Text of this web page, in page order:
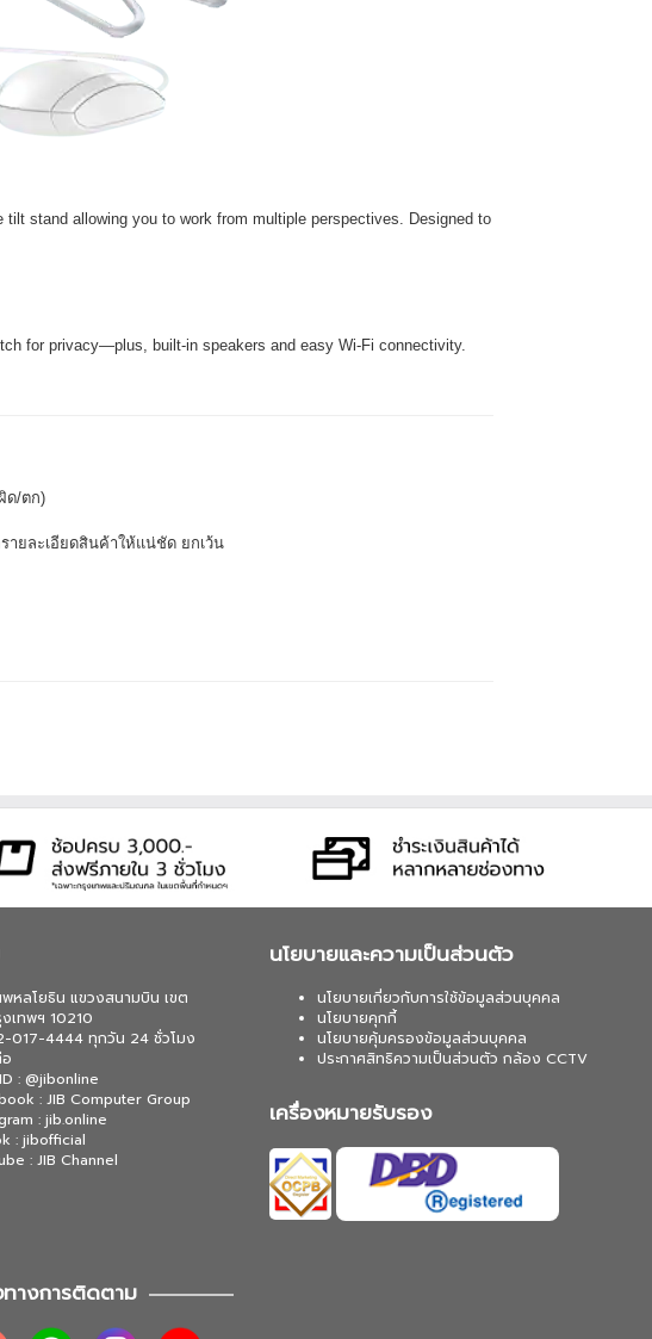
stand allowing you to work from multiple perspectives. Designed to
for privacy—plus, built-in speakers and easy Wi-Fi connectivity.
ด/ตก)
ยละเอียดสินค้าให้แน่ชัด ยกเว้น
หลโยธิน แขวงสนามบิน เขต
เทพฯ 10210
017-4444 ทุกวัน 24 ชั่วโมง
: @jibonline
: JIB Computer Group
: jib.online
: jibofficial
: JIB Channel
นโยบายและความเป็นส่วนตัว
นโยบายเกี่ยวกับการใช้ข้อมูลส่วนบุคคล
นโยบายคุกกี้
นโยบายคุ้มครองข้อมูลส่วนบุคคล
ประกาศสิทธิความเป็นส่วนตัว กล้อง CCTV
เครื่องหมายรับรอง
างการติดตาม